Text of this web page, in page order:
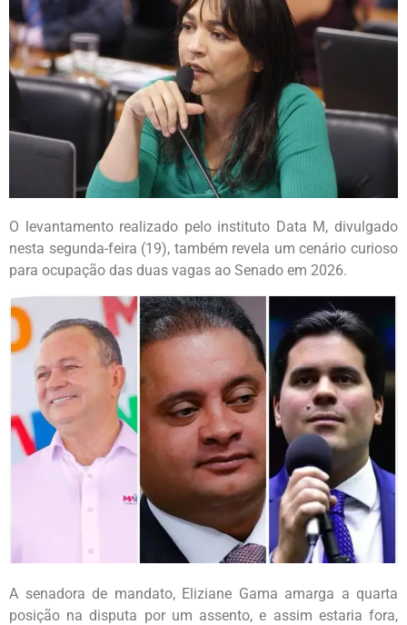
O levantamento realizado pelo instituto Data M, divulgado
nesta segunda-feira (19), também revela um cenário curioso
para ocupação das duas vagas ao Senado em 2026.
A senadora de mandato, Eliziane Gama amarga a quarta
posição na disputa por um assento, e assim estaria fora,